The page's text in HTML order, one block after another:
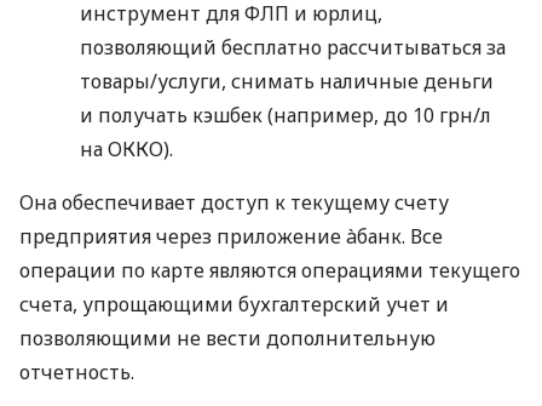
инструмент для ФЛП и юрлиц,
позволяющий бесплатно рассчитываться за
товары/услуги, снимать наличные деньги
и получать кэшбек (например, до 10 грн/л
на ОККО).
Она обеспечивает доступ к текущему счету
предприятия через приложение àбанк. Все
операции по карте являются операциями текущего
счета, упрощающими бухгалтерский учет и
позволяющими не вести дополнительную
отчетность.